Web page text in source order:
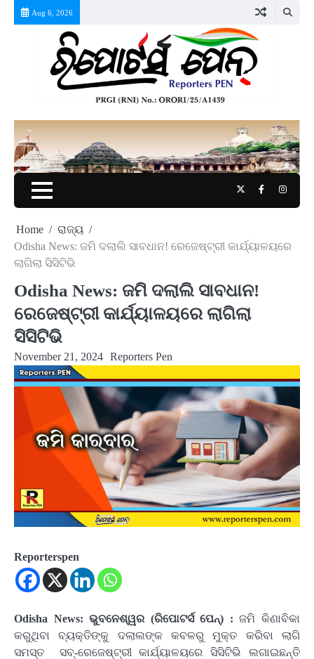
Aug 6, 2026
TwitterFacebook
Home
ରାଜ୍ୟ
Odisha News: ଜମି ଦଲାଲି ସାବଧାନ! ରେଜେଷ୍ଟ୍ରୀ କାର୍ଯ୍ୟାଳୟରେ
ଲାଗିଲା ସିସିଟିଭି
Odisha News: ଜମି ଦଲାଲି ସାବଧାନ!
ରେଜେଷ୍ଟ୍ରୀ କାର୍ଯ୍ୟାଳୟରେ ଲାଗିଲା
ସିସିଟିଭି
November 21, 2024 Reporters Pen
Reporterspen
Odisha News:ଭୁବନେଶ୍ୱର (ରିପୋଟର୍ସ ପେନ୍‌) : ଜମି କିଣାବିକା
କରୁଥିବା ବ୍ୟକ୍ତିଙ୍କୁ ଦଲାଲଙ୍କ କବଳରୁ ମୁକ୍ତ କରିବା ଲାଗି
ସମସ୍ତ ସବ୍‍-ରେଜେଷ୍ଟ୍ରୀ କାର୍ଯ୍ୟାଳୟରେ ସିସିଟିଭି ଲଗାଇଛନ୍ତି